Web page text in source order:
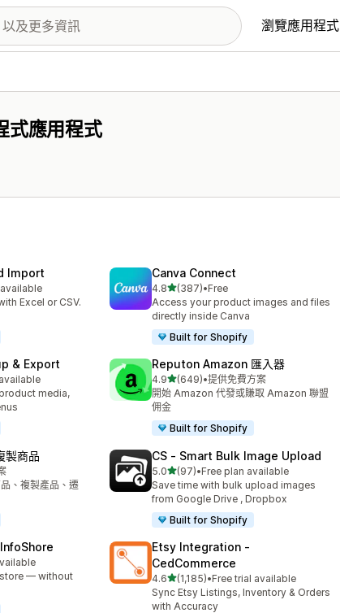
瀏覽應用程式
式應用程式
Import
Excel or CSV.
Canva Connect
4.8滿分 5 顆星
(387)
共有 387 則評價
•Free
Access your product images and files
directly inside Canva
Built for Shopify
& Export
media,
Reputon Amazon 匯入器
4.9滿分 5 顆星
(649)
共有 649 則評價
•提供免費方案
開始 Amazon 代發或賺取 Amazon 聯盟
佣金
Built for Shopify
製商品
、複製產品、遷
CS ‑ Smart Bulk Image Upload
5.0滿分 5 顆星
(97)
共有 97 則評價
•Free plan available
Save time with bulk upload images
from Google Drive , Dropbox
Built for Shopify
— without
Etsy Integration ‑
CedCommerce
4.6滿分 5 顆星
(1,185)
共有 1185 則評價
•Free trial available
Sync Etsy Listings, Inventory & Orders
with Accuracy